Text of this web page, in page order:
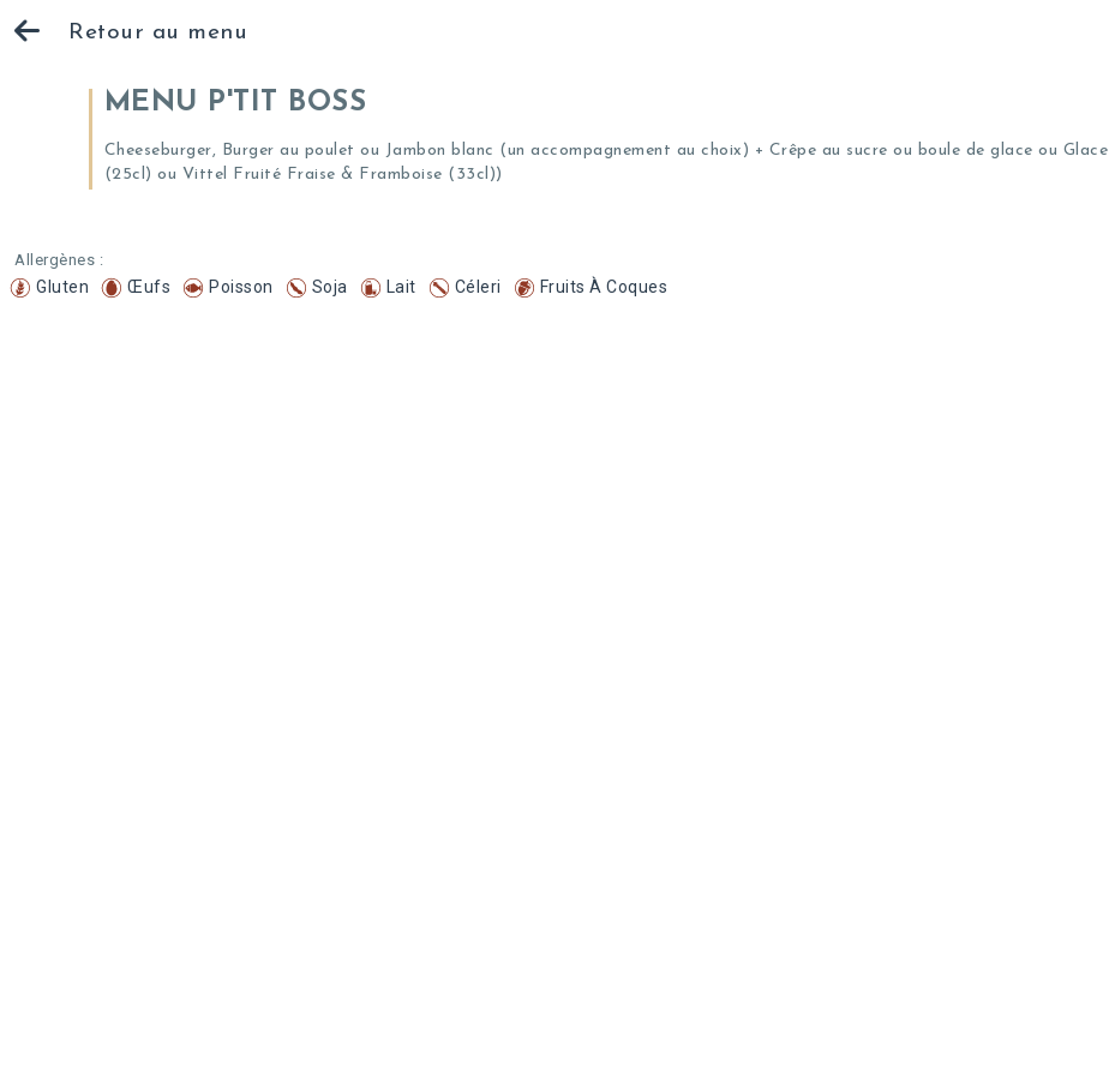
Retour au menu
MENU P'TIT BOSS
Cheeseburger, Burger au poulet ou Jambon blanc (un accompagnement au choix) + Crêpe au sucre ou boule de glace ou
(25cl) ou Vittel Fruité Fraise & Framboise (33cl))
Allergènes :
Gluten Œufs Poisson Soja Lait Céleri Fruits À Coques